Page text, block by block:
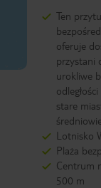
Ten
oferuje
przystani
urokliwe
stare
Lotnisko
Plaża
Centrum
500 m